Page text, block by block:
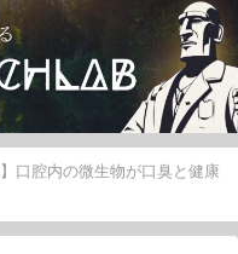
】口腔内の微生物が口臭と健康